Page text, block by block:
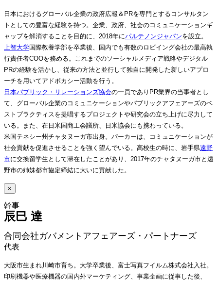
日本におけるグローバル企業の政府広報＆PRを専門とするコンサルタン
トとしての豊富な経験を持つ。企業、政府、社会のコミュニケーションギ
ャップを解消することを目的に、2018年にパルテノンジャパンを設立。
上智大学国際教養学部を卒業後、国内でも有数のロビイング会社の最高執
行責任者COOを務める。これまでのソーシャルメディア戦略やデジタル
PRの経験を活かし、従来の方法と並行して独自に開発した新しいアプロ
ーチを用いてアドボカシー活動を行う。
日本パブリック・リレーションズ協会の一員でありPR業界の当事者とし
て、グローバル企業のコミュニケーションやパブリックアフェアーズのベ
ストプラクティスを提唱するプロジェクトや研究会の立ち上げに尽力して
いる。また、在日米国商工会議所、日米協会にも携わっている。
米国テネシー州チャタヌーガ市出身。パーカーは、コミュニケーションが
社会貢献を促進させることを強く望んでいる。高校生の時に、岩手県遠野
市に交換留学生として滞在したことがあり、2017年のチャタヌーガ市と遠
野市の姉妹都市協定締結に大いに貢献した。
×
辰巳 達
合同会社ガバメントアフェアーズ・パートナーズ
代表
大阪市生まれ川崎市育ち。大学卒業後、富士写真フイルム株式会社入社。
印刷機器や医療機器の国内外マーケティング、事業企画に従事した後、